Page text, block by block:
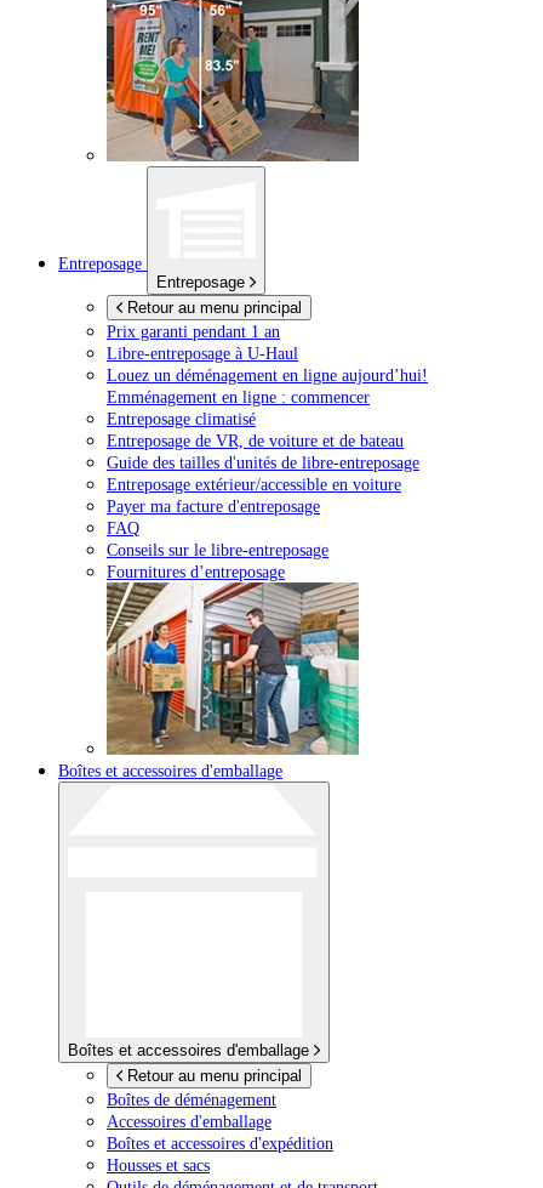
Entreposage
Entreposage
Retour au menu principal
Prix garanti pendant 1 an
Libre-entreposage à U-Haul
Louez un déménagement en ligne aujourd’hui!
Emménagement en ligne : commencer
Entreposage climatisé
Entreposage de VR, de voiture et de bateau
Guide des tailles d'unités de libre-entreposage
Entreposage extérieur/accessible en voiture
Payer ma facture d'entreposage
FAQ
Conseils sur le libre-entreposage
Fournitures d’entreposage
Boîtes et accessoires d'emballage
Boîtes et accessoires d'emballage
Retour au menu principal
Boîtes de déménagement
Accessoires d'emballage
Boîtes et accessoires d'expédition
Housses et sacs